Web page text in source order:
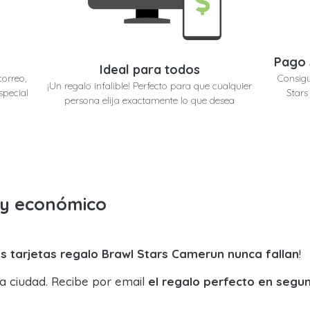
Ideal para todos
¡Un regalo infalible! Perfecto para que cualquier
persona elija exactamente lo que desea
económico
tarjetas regalo Brawl Stars Camerun nunca fallan!
ciudad. Recibe por email el regalo perfecto en